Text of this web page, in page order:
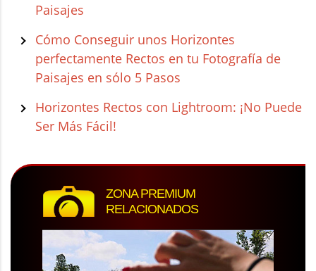
Paisajes
Cómo Conseguir unos Horizontes
perfectamente Rectos en tu Fotografía de
Paisajes en sólo 5 Pasos
Horizontes Rectos con Lightroom: ¡No Puede
Ser Más Fácil!
ZONA PREMIUM
RELACIONADOS